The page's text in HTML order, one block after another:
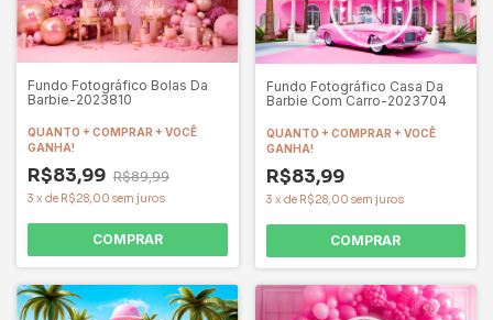
Fundo Fotográfico Bolas Da
Barbie-2023810
QUANTO + COMPRAR + VOCÊ
GANHA!
R$83,99 R$89,99
3 x de R$28,00 sem juros
COMPRAR
Fundo Fotográfico Casa Da
Barbie Com Carro-2023704
QUANTO + COMPRAR + VOCÊ
GANHA!
R$83,99
3 x de R$28,00 sem juros
COMPRAR